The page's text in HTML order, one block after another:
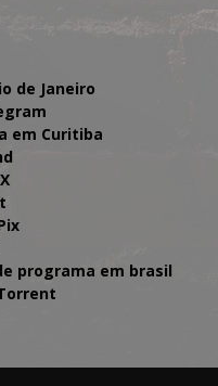
de Janeiro
em Curitiba
programa em brasil